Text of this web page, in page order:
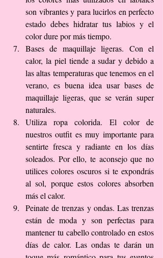
son vibrantes y para lucirlos en perfecto
estado debes hidratar tus labios y el
color dure por más tiempo.
Bases de maquillaje ligeras. Con el
calor, la piel tiende a sudar y debido a
las altas temperaturas que tenemos en el
verano, es buena idea usar bases de
maquillaje ligeras, que se verán super
naturales.
Utiliza ropa colorida. El color de
nuestros outfit es muy importante para
sentirte fresca y radiante en los días
soleados. Por ello, te aconsejo que no
utilices colores oscuros si te expondrás
al sol, porque estos colores absorben
más el calor.
Peinate de trenzas y ondas. Las trenzas
están de moda y son perfectas para
mantener tu cabello controlado en estos
días de calor. Las ondas te darán un